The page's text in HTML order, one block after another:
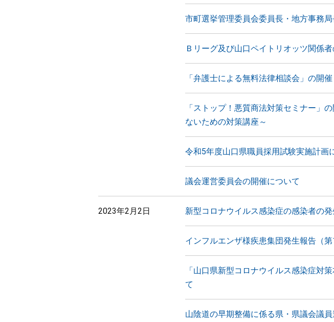
市町選挙管理委員会委員長・地方事務
Ｂリーグ及び山口ペイトリオッツ関係
「弁護士による無料法律相談会」の開催
「ストップ！悪質商法対策セミナー
ないための対策講座～
令和5年度山口県職員採用試験実施計画
議会運営委員会の開催について
2023年2月2日 新型コロナウイルス感染症の感染者の
インフルエンザ様疾患集団発生報告（第
「山口県新型コロナウイルス感染症対
て
山陰道の早期整備に係る県・県議会議